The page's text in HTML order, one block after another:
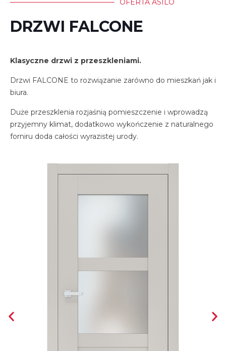
OFERTA ASILO
DRZWI FALCONE
Klasyczne drzwi z przeszkleniami.
Drzwi FALCONE to rozwiązanie zarówno do mieszkań jak i
biura.
Duże przeszklenia rozjaśnią pomieszczenie i wprowadzą
przyjemny klimat, dodatkowo wykończenie z naturalnego
forniru doda całości wyrazistej urody.